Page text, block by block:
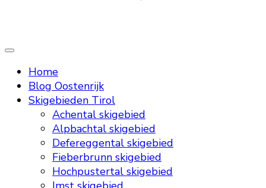
Home
Blog Oostenrijk
Skigebieden Tirol
Achental skigebied
Alpbachtal skigebied
Defereggental skigebied
Fieberbrunn skigebied
Hochpustertal skigebied